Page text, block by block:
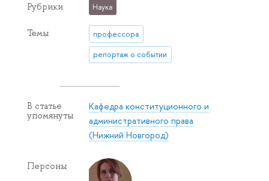
Рубрики Наука
Темы профессора
репортаж о событии
В статье
упомянуты
Кафедра конституционного и
административного права
(Нижний Новгород)
Персоны